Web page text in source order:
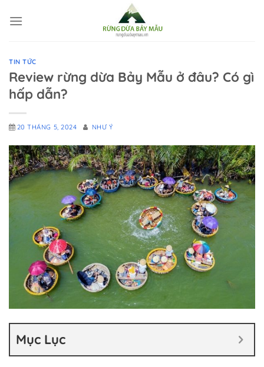
đến
TIN TỨC
Review rừng dừa Bảy Mẫu ở đâu? Có gì
hấp dẫn?
20 THÁNG 5, 2024 NHƯ Ý
Mục Lục